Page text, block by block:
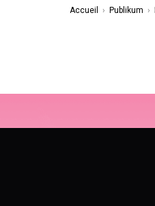
Accueil › Publikum ›